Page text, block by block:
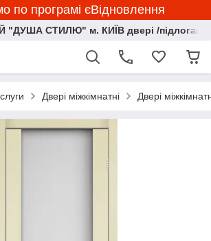
по програмі єВідновлення
СТИЛЮ" м. КИЇВ двері /підлога/
Двері міжкімнатні Двері